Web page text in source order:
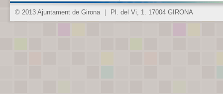
© 2013 Ajuntament de Girona Pl. del Vi, 1. 17004 GIRONA